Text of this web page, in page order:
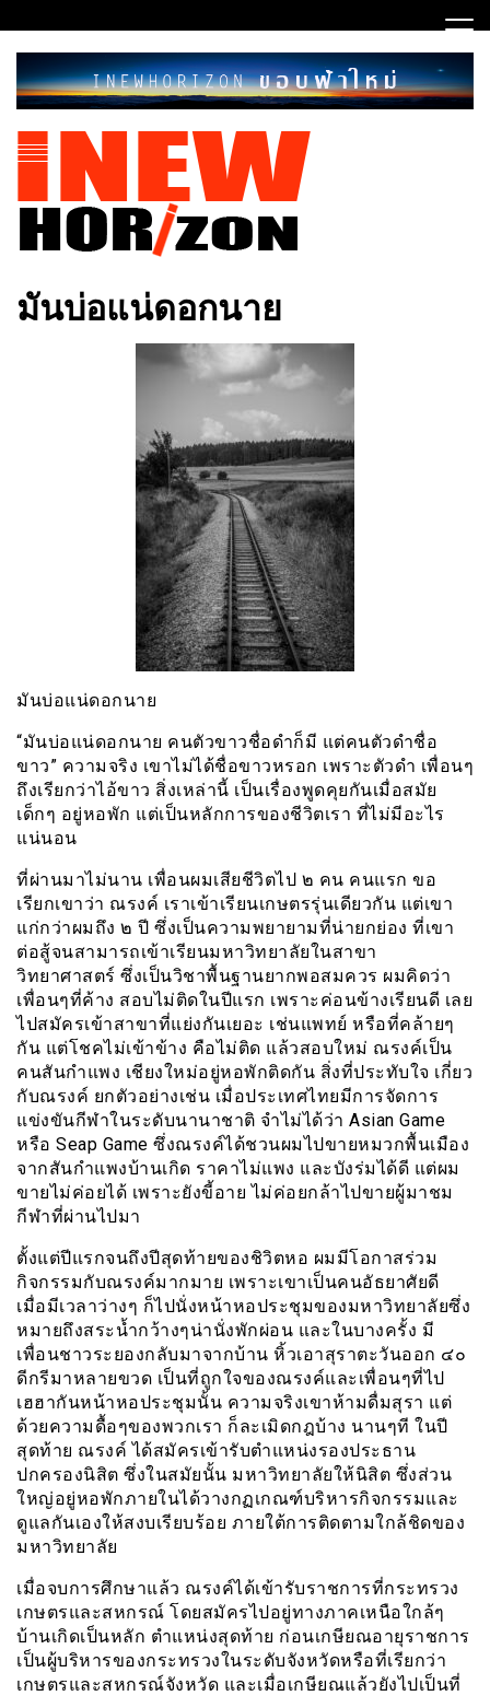
to
content
INEWHORIZON
มันบ่อแน่ดอกนาย
มันบ่อแน่ดอกนาย
“มันบ่อแน่ดอกนาย คนตัวขาวชื่อดำก็มี แต่คนตัวดำชื่อ
ขาว” ความจริง เขาไม่ได้ชื่อขาวหรอก เพราะตัวดำ เพื่อนๆ
ถึงเรียกว่าไอ้ขาว สิ่งเหล่านี้ เป็นเรื่องพูดคุยกันเมื่อสมัย
เด็กๆ อยู่หอพัก แต่เป็นหลักการของชีวิตเรา ที่ไม่มีอะไร
แน่นอน
ที่ผ่านมาไม่นาน เพื่อนผมเสียชีวิตไป ๒ คน คนแรก ขอ
เรียกเขาว่า ณรงค์ เราเข้าเรียนเกษตรรุ่นเดียวกัน แต่เขา
แก่กว่าผมถึง ๒ ปี ซึ่งเป็นความพยายามที่น่ายกย่อง ที่เขา
ต่อสู้จนสามารถเข้าเรียนมหาวิทยาลัยในสาขา
วิทยาศาสตร์ ซึ่งเป็นวิชาพื้นฐานยากพอสมควร ผมคิดว่า
เพื่อนๆที่ค้าง สอบไม่ติดในปีแรก เพราะค่อนข้างเรียนดี เลย
ไปสมัครเข้าสาขาที่แย่งกันเยอะ เช่นแพทย์ หรือที่คล้ายๆ
กัน แต่โชคไม่เข้าข้าง คือไม่ติด แล้วสอบใหม่ ณรงค์เป็น
คนสันกำแพง เชียงใหม่อยู่หอพักติดกัน สิ่งที่ประทับใจ เกี่ยว
กับณรงค์ ยกตัวอย่างเช่น เมื่อประเทศไทยมีการจัดการ
แข่งขันกีฬาในระดับนานาชาติ จำไม่ได้ว่า Asian Game
หรือ Seap Game ซึ่งณรงค์ได้ชวนผมไปขายหมวกพื้นเมือง
จากสันกำแพงบ้านเกิด ราคาไม่แพง และบังร่มได้ดี แต่ผม
ขายไม่ค่อยได้ เพราะยังขี้อาย ไม่ค่อยกล้าไปขายผู้มาชม
กีฬาที่ผ่านไปมา
ตั้งแต่ปีแรกจนถึงปีสุดท้ายของชิวิตหอ ผมมีโอกาสร่วม
กิจกรรมกับณรงค์มากมาย เพราะเขาเป็นคนอัธยาศัยดี
เมื่อมีเวลาว่างๆ ก็ไปนั่งหน้าหอประชุมของมหาวิทยาลัยซึ่ง
หมายถึงสระน้ำกว้างๆน่านั่งพักผ่อน และในบางครั้ง มี
เพื่อนชาวระยองกลับมาจากบ้าน หิ้วเอาสุราตะวันออก ๔๐
ดีกรีมาหลายขวด เป็นที่ถูกใจของณรงค์และเพื่อนๆที่ไป
เฮฮากันหน้าหอประชุมนั้น ความจริงเขาห้ามดื่มสุรา แต่
ด้วยความดื้อๆของพวกเรา ก็ละเมิดกฎบ้าง นานๆที ในปี
สุดท้าย ณรงค์ ได้สมัครเข้ารับตำแหน่งรองประธาน
ปกครองนิสิต ซึ่งในสมัยนั้น มหาวิทยาลัยให้นิสิต ซึ่งส่วน
ใหญ่อยู่หอพักภายในได้วางกฏเกณฑ์บริหารกิจกรรมและ
ดูแลกันเองให้สงบเรียบร้อย ภายใต้การติดตามใกล้ชิดของ
มหาวิทยาลัย
เมื่อจบการศึกษาแล้ว ณรงค์ได้เข้ารับราชการที่กระทรวง
เกษตรและสหกรณ์ โดยสมัครไปอยู่ทางภาคเหนือใกล้ๆ
บ้านเกิดเป็นหลัก ตำแหน่งสุดท้าย ก่อนเกษียณอายุราชการ
เป็นผู้บริหารของกระทรวงในระดับจังหวัดหรือที่เรียกว่า
เกษตรและสหกรณ์จังหวัด และเมื่อเกษียณแล้วยังไปเป็นที่